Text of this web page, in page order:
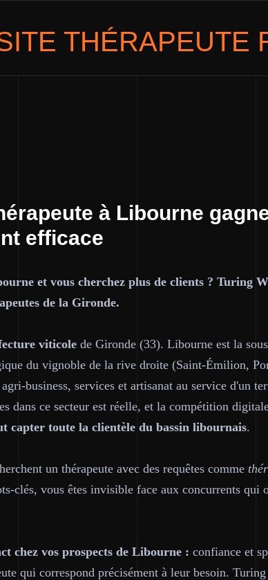
THÉRAPEUTE
à Libourne
efficace
et vous cherchez plus de clients ? Turing
de la Gironde.
viticole de Gironde (33). Libourne est la
du vignoble de la rive droite (Saint-Émilion,
business, services et artisanat au service d'un
dans ce secteur est réelle, et la compétition
capter toute la clientèle du bassin libournais.
un thérapeute avec des requêtes comme
clés, vous êtes invisible face aux concurrents qui
chez vos prospects de Libourne : confiance et
qui correspond précisément à leur besoin.